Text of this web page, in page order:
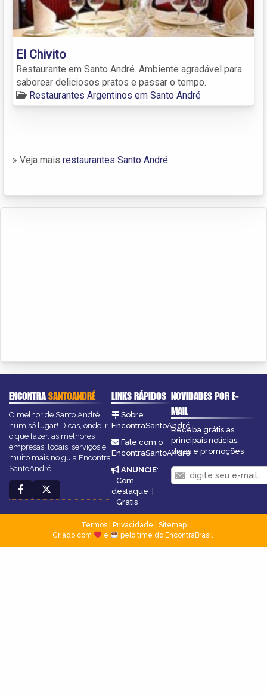
El Chivito
Restaurante em Santo André. Ambiente agradável para
saborear deliciosos pratos e passar o tempo.
Restaurantes Argentinos em Santo André
» Veja mais restaurantes Santo André
ENCONTRASANTOANDRÉ
O melhor de Santo André
num só lugar! Dicas, onde ir,
o que fazer, as melhores
empresas, locais, serviços e
muito mais no guia Encontra
SantoAndré.
LINKS RÁPIDOS
Sobre
EncontraSantoAndré
Fale com o
EncontraSantoAndré
ANUNCIE:
Com
destaque |
Grátis
NOVIDADES POR E-
MAIL
Receba grátis as
principais notícias,
dicas e promoções
Termos| Privacidade
Sitemap
Criado com
e pelo time do EncontraBrasil